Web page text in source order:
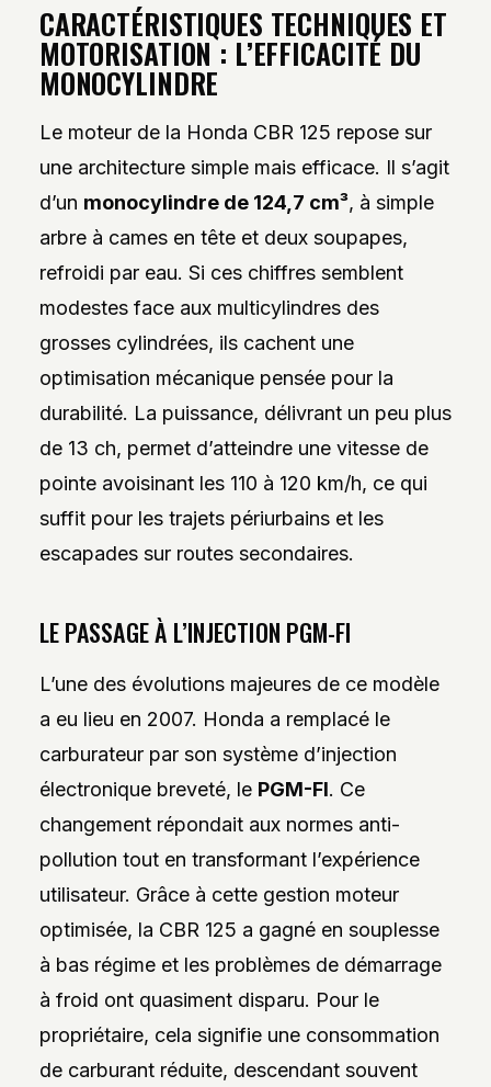
CARACTÉRISTIQUES TECHNIQUES ET
MOTORISATION : L’EFFICACITÉ DU
MONOCYLINDRE
Le moteur de la Honda CBR 125 repose sur
une architecture simple mais efficace. Il s’agit
d’un monocylindre de 124,7 cm³, à simple
arbre à cames en tête et deux soupapes,
refroidi par eau. Si ces chiffres semblent
modestes face aux multicylindres des
grosses cylindrées, ils cachent une
optimisation mécanique pensée pour la
durabilité. La puissance, délivrant un peu plus
de 13 ch, permet d’atteindre une vitesse de
pointe avoisinant les 110 à 120 km/h, ce qui
suffit pour les trajets périurbains et les
escapades sur routes secondaires.
LE PASSAGE À L’INJECTION PGM-FI
L’une des évolutions majeures de ce modèle
a eu lieu en 2007. Honda a remplacé le
carburateur par son système d’injection
électronique breveté, le PGM-FI. Ce
changement répondait aux normes anti-
pollution tout en transformant l’expérience
utilisateur. Grâce à cette gestion moteur
optimisée, la CBR 125 a gagné en souplesse
à bas régime et les problèmes de démarrage
à froid ont quasiment disparu. Pour le
propriétaire, cela signifie une consommation
de carburant réduite, descendant souvent